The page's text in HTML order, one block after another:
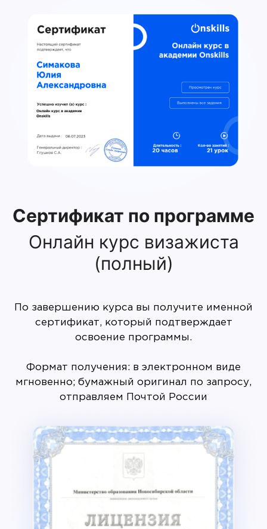
Сертификат по программе
Онлайн курс визажиста
(полный)
По завершению курса вы получите именной
сертификат, который подтверждает
освоение программы.
Формат получения: в электронном виде
мгновенно; бумажный оригинал по запросу,
отправляем Почтой России